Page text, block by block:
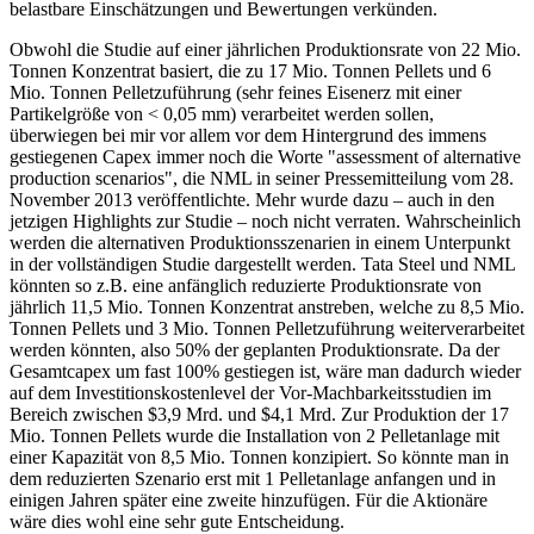
belastbare Einschätzungen und Bewertungen verkünden.
Obwohl die Studie auf einer jährlichen Produktionsrate von 22 Mio.
Tonnen Konzentrat basiert, die zu 17 Mio. Tonnen Pellets und 6
Mio. Tonnen Pelletzuführung (sehr feines Eisenerz mit einer
Partikelgröße von < 0,05 mm) verarbeitet werden sollen,
überwiegen bei mir vor allem vor dem Hintergrund des immens
gestiegenen Capex immer noch die Worte "assessment of alternative
production scenarios", die NML in seiner Pressemitteilung vom 28.
November 2013 veröffentlichte. Mehr wurde dazu – auch in den
jetzigen Highlights zur Studie – noch nicht verraten. Wahrscheinlich
werden die alternativen Produktionsszenarien in einem Unterpunkt
in der vollständigen Studie dargestellt werden. Tata Steel und NML
könnten so z.B. eine anfänglich reduzierte Produktionsrate von
jährlich 11,5 Mio. Tonnen Konzentrat anstreben, welche zu 8,5 Mio.
Tonnen Pellets und 3 Mio. Tonnen Pelletzuführung weiterverarbeitet
werden könnten, also 50% der geplanten Produktionsrate. Da der
Gesamtcapex um fast 100% gestiegen ist, wäre man dadurch wieder
auf dem Investitionskostenlevel der Vor-Machbarkeitsstudien im
Bereich zwischen $3,9 Mrd. und $4,1 Mrd. Zur Produktion der 17
Mio. Tonnen Pellets wurde die Installation von 2 Pelletanlage mit
einer Kapazität von 8,5 Mio. Tonnen konzipiert. So könnte man in
dem reduzierten Szenario erst mit 1 Pelletanlage anfangen und in
einigen Jahren später eine zweite hinzufügen. Für die Aktionäre
wäre dies wohl eine sehr gute Entscheidung.